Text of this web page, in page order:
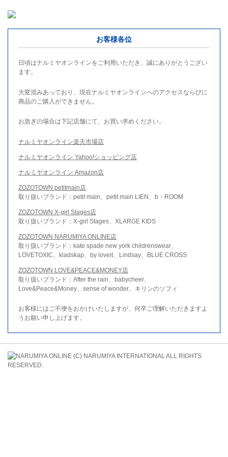
お客様各位
日頃はナルミヤオンラインをご利用いただき、誠にありがとうござい
ます。
大変混みあっており、現在ナルミヤオンラインへのアクセスならびに
商品のご購入ができません。
お急ぎの場合は下記店舗にて、お買い求めください。
ナルミヤオンライン楽天市場店
ナルミヤオンライン Yahoo!ショッピング店
ナルミヤオンライン Amazon店
ZOZOTOWN petitmain店
取り扱いブランド：petit main、petit main LIEN、b・ROOM
ZOZOTOWN X-girl Stages店
取り扱いブランド：X-girl Stages、XLARGE KIDS
ZOZOTOWN NARUMIYA ONLINE店
取り扱いブランド：kate spade new york childrenswear、
LOVETOXIC、kladskap、by loveit、Lindsay、BLUE CROSS
ZOZOTOWN LOVE&PEACE&MONEY店
取り扱いブランド：After the rain、babycheer、
Love&Peace&Money、sense of wonder、キリンのソフィ
お客様にはご不便をおかけいたしますが、何卒ご理解いただきますよ
うお願い申し上げます。